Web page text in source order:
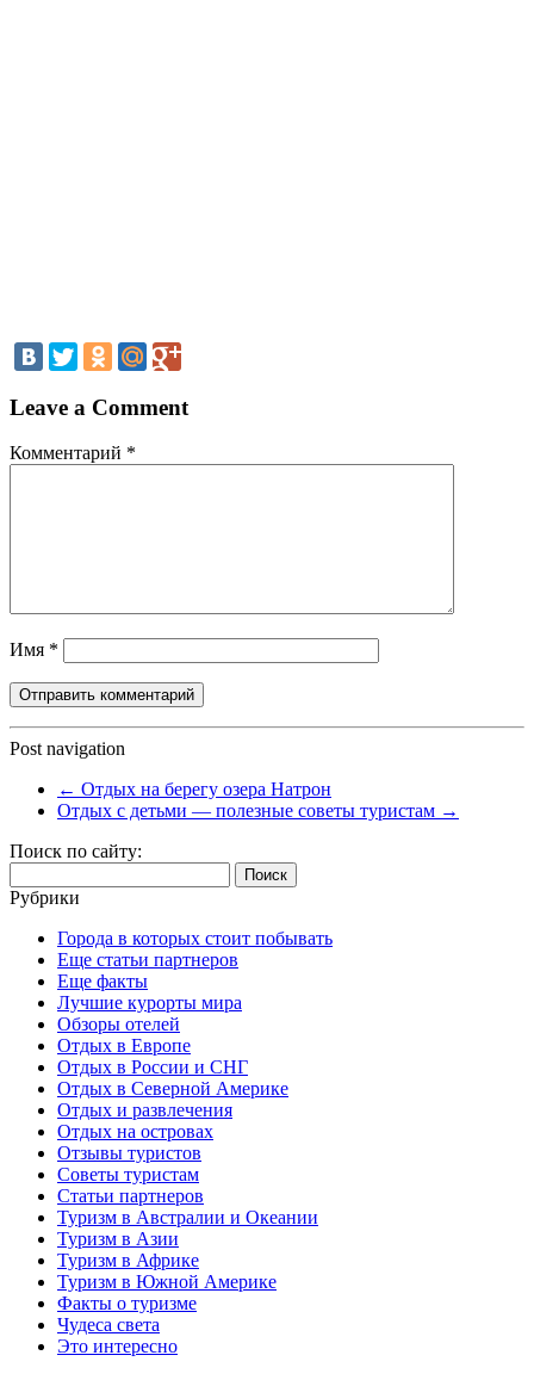
Leave a Comment
Комментарий *
Имя *
Post navigation
← Отдых на берегу озера Натрон
Отдых с детьми — полезные советы туристам →
Поиск по сайту:
Рубрики
Города в которых стоит побывать
Еще статьи партнеров
Еще факты
Лучшие курорты мира
Обзоры отелей
Отдых в Европе
Отдых в России и СНГ
Отдых в Северной Америке
Отдых и развлечения
Отдых на островах
Отзывы туристов
Советы туристам
Статьи партнеров
Туризм в Австралии и Океании
Туризм в Азии
Туризм в Африке
Туризм в Южной Америке
Факты о туризме
Чудеса света
Это интересно